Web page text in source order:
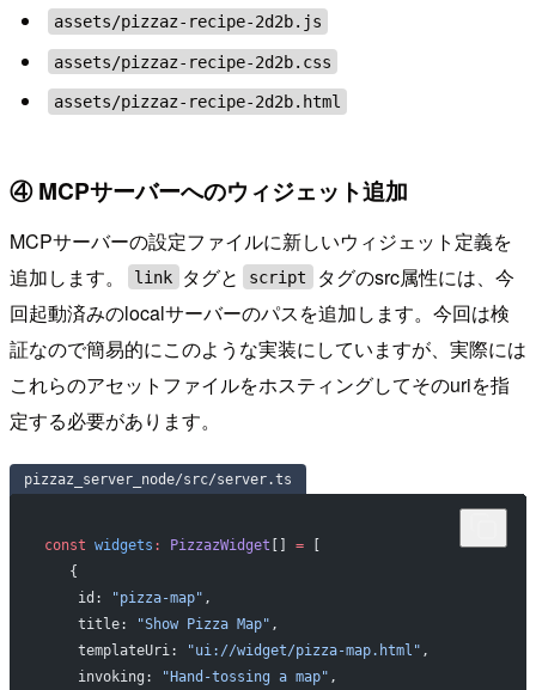
assets/pizzaz-recipe-2d2b.js
assets/pizzaz-recipe-2d2b.css
assets/pizzaz-recipe-2d2b.html
④ MCPサーバーへのウィジェット追加
MCPサーバーの設定ファイルに新しいウィジェット定義を
追加します。
link タグと script
タグのsrc属性には、今
回起動済みのlocalサーバーのパスを追加します。今回は検
証なので簡易的にこのような実装にしていますが、実際には
これらのアセットファイルをホスティングしてそのuriを指
定する必要があります。
pizzaz_server_node/src/server.ts
const widgets : PizzazWidget [] = [
  {
   id:
"pizza-map" ,
   title:
"Show Pizza Map" ,
   templateUri:
"ui://widget/pizza-map.html" ,
   invoking:
"Hand-tossing a map" ,